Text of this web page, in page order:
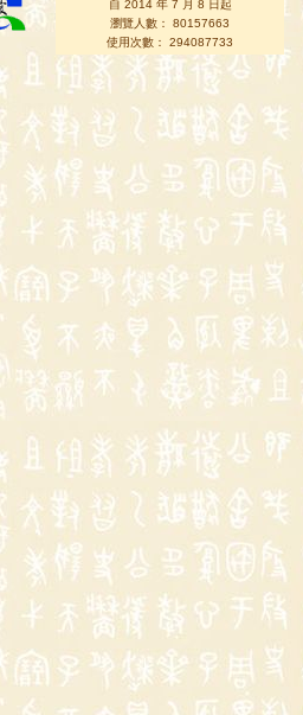
自 2014 年 7 月 8 日起
瀏覽人數： 80157663
使用次數： 294087733